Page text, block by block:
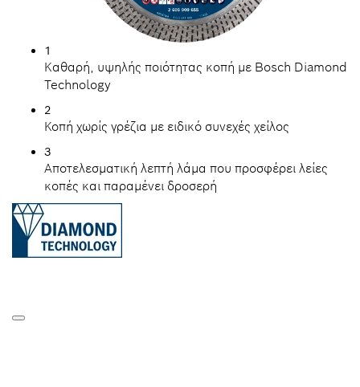
1
Καθαρή, υψηλής ποιότητας κοπή με Bosch Diamond
Technology
2
Κοπή χωρίς γρέζια με ειδικό συνεχές χείλος
3
Αποτελεσματική λεπτή λάμα που προσφέρει λείες
κοπές και παραμένει δροσερή